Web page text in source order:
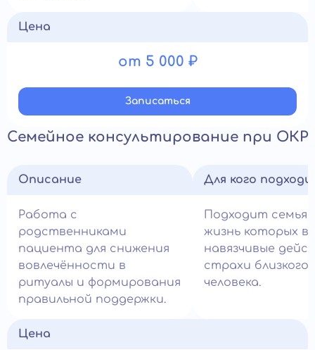
Цена
от 5 000 ₽
Записатьcя
Семейное консультирование при ОКР
Описание
Работа с
родственниками
пациента для снижения
вовлечённости в
ритуалы и формирования
правильной поддержки.
Для кого
Подходит
жизнь которых
навязчивые
страхи близкого
человека.
Цена